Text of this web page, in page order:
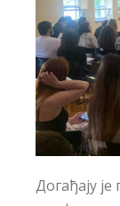
Догађају